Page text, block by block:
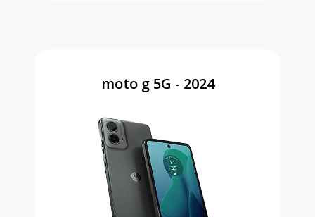
moto g 5G - 2024